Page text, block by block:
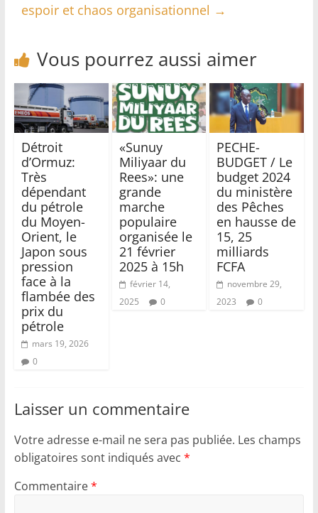
espoir et chaos organisationnel →
Vous pourrez aussi aimer
Détroit
d’Ormuz:
Très
dépendant
du pétrole
du Moyen-
Orient, le
Japon sous
pression
face à la
flambée des
prix du
pétrole
mars 19, 2026
0
«Sunuy
Miliyaar du
Rees»: une
grande
marche
populaire
organisée le
21 février
2025 à 15h
février 14,
2025
0
PECHE-
BUDGET / Le
budget 2024
du ministère
des Pêches
en hausse de
15, 25
milliards
FCFA
novembre 29,
2023
0
Laisser un commentaire
Votre adresse e-mail ne sera pas publiée. Les champs
obligatoires sont indiqués avec *
Commentaire*